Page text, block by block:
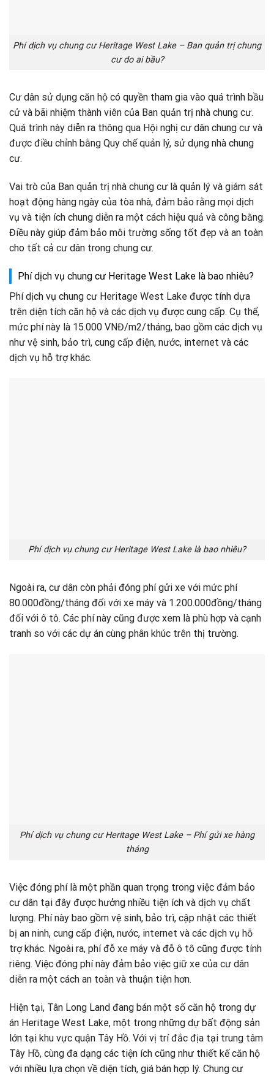
Phí dịch vụ chung cư Heritage West Lake – Ban quản trị chung
cư do ai bầu?
Cư dân sử dụng căn hộ có quyền tham gia vào quá trình bầu
cử và bãi nhiệm thành viên của Ban quản trị nhà chung cư.
Quá trình này diễn ra thông qua Hội nghị cư dân chung cư và
được điều chỉnh bằng Quy chế quản lý, sử dụng nhà chung
cư.
Vai trò của Ban quản trị nhà chung cư là quản lý và giám sát
hoạt động hàng ngày của tòa nhà, đảm bảo rằng mọi dịch
vụ và tiện ích chung diễn ra một cách hiệu quả và công bằng.
Điều này giúp đảm bảo môi trường sống tốt đẹp và an toàn
cho tất cả cư dân trong chung cư.
Phí dịch vụ chung cư Heritage West Lake là bao nhiêu?
Phí dịch vụ chung cư Heritage West Lake được tính dựa
trên diện tích căn hộ và các dịch vụ được cung cấp. Cụ thể,
mức phí này là 15.000 VNĐ/m2/tháng, bao gồm các dịch vụ
như vệ sinh, bảo trì, cung cấp điện, nước, internet và các
dịch vụ hỗ trợ khác.
Phí dịch vụ chung cư Heritage West Lake là bao nhiêu?
Ngoài ra, cư dân còn phải đóng phí gửi xe với mức phí
80.000đồng/tháng đối với xe máy và 1.200.000đồng/tháng
đối với ô tô. Các phí này cũng được xem là phù hợp và cạnh
tranh so với các dự án cùng phân khúc trên thị trường.
Phí dịch vụ chung cư Heritage West Lake – Phí gửi xe hàng
tháng
Việc đóng phí là một phần quan trọng trong việc đảm bảo
cư dân tại đây được hưởng nhiều tiện ích và dịch vụ chất
lượng. Phí này bao gồm vệ sinh, bảo trì, cập nhật các thiết
bị an ninh, cung cấp điện, nước, internet và các dịch vụ hỗ
trợ khác. Ngoài ra, phí đỗ xe máy và đỗ ô tô cũng được tính
riêng. Việc đóng phí này đảm bảo việc giữ xe của cư dân
diễn ra một cách an toàn và thuận tiện hơn.
Hiện tại, Tân Long Land đang bán một số căn hộ trong dự
án Heritage West Lake, một trong những dự bất động sản
lớn tại khu vực quận Tây Hồ. Với vị trí đắc địa tại trung tâm
Tây Hồ, cùng đa dạng các tiện ích cũng như thiết kế căn hộ
với nhiều lựa chọn về diện tích, giá bán hợp lý. Chung cư